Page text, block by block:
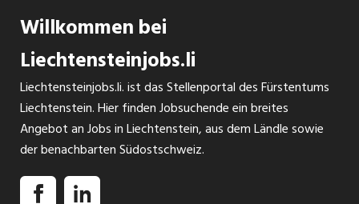
Willkommen bei
Liechtensteinjobs.li
Liechtensteinjobs.li. ist das Stellenportal des Fürstentums
Liechtenstein. Hier finden Jobsuchende ein breites
Angebot an Jobs in Liechtenstein, aus dem Ländle sowie
der benachbarten Südostschweiz.